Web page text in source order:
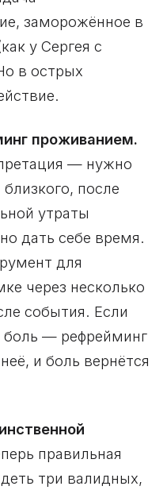
заморожённое в
у Сергея с
в острых
проживанием.
— нужно
после
утраты
дать себе время.
для
через несколько
события. Если
боль — рефрейминг
и боль вернётся
правильная
три валидных,